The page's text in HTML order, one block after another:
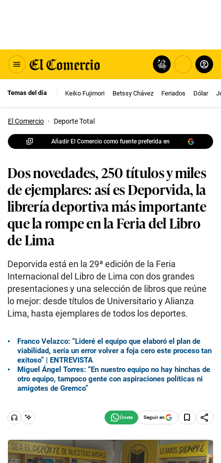
Temas del día Keiko Fujimori Betssy Chávez Feriados Dólar
El Comercio · Deporte Total
Añadir El Comercio como fuente preferida en
Dos novedades, 250 títulos y miles
de ejemplares: así es Deporvida, la
librería deportiva más importante
que la rompe en la Feria del Libro
de Lima
Deporvida está en la 29ª edición de la Feria
Internacional del Libro de Lima con dos grandes
presentaciones y una selección de libros que reúne
lo mejor: desde títulos de Universitario y Alianza
Lima, hasta ejemplares de todos los deportes.
Franco Velazco: “Lideré el equipo que elaboró el plan de
viabilidad, sería un error volver a foja cero este proceso tan
exitoso” | ENTREVISTA
Miguel Ángel Torres: “En nuestro equipo no hay hinchas de
otro equipo, tampoco gente con aspiraciones políticas ni
amigotes de Gremco”
Seguir en